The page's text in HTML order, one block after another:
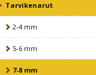
Tarvikenarut
2-4 mm
5-6 mm
7-8 mm